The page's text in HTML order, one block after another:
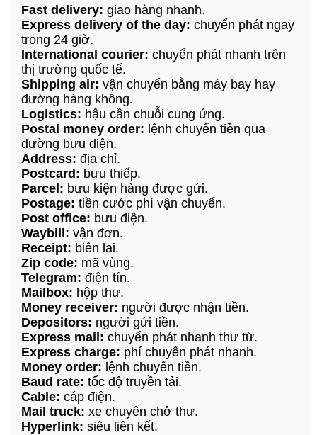
Fast delivery: giao hàng nhanh.
Express delivery of the day: chuyển phát ngay
trong 24 giờ.
International courier: chuyển phát nhanh trên
thị trường quốc tế.
Shipping air: vận chuyển bằng máy bay hay
đường hàng không.
Logistics: hậu cần chuỗi cung ứng.
Postal money order: lệnh chuyển tiền qua
đường bưu điện.
Address: địa chỉ.
Postcard: bưu thiếp.
Parcel: bưu kiện hàng được gửi.
Postage: tiền cước phí vận chuyển.
Post office: bưu điện.
Waybill: vận đơn.
Receipt: biên lai.
Zip code: mã vùng.
Telegram: điện tín.
Mailbox: hộp thư.
Money receiver: người được nhận tiền.
Depositors: người gửi tiền.
Express mail: chuyển phát nhanh thư từ.
Express charge: phí chuyển phát nhanh.
Money order: lệnh chuyển tiền.
Baud rate: tốc độ truyền tải.
Cable: cáp điện.
Mail truck: xe chuyên chở thư.
Hyperlink: siêu liên kết.